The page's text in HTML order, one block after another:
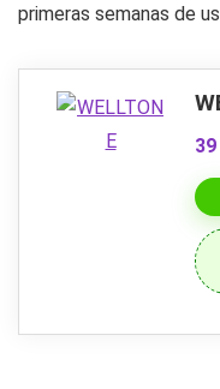
primeras semanas de